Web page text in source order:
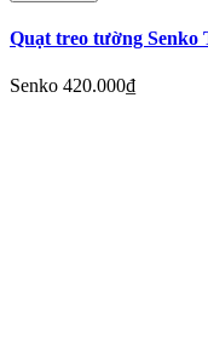
Quạt treo tường Senko
Senko 420.000₫